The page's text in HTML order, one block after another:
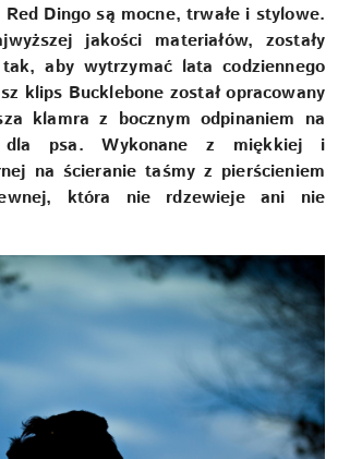
Dingo są mocne, trwałe i stylowe.
jakości materiałów, zostały
aby wytrzymać lata codziennego
klips Bucklebone został opracowany
klamra z bocznym odpinaniem na
dla psa. Wykonane z miękkiej i
na ścieranie taśmy z pierścieniem
która nie rdzewieje ani nie